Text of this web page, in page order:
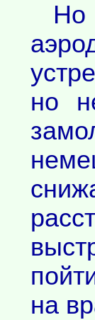
Но
но
на